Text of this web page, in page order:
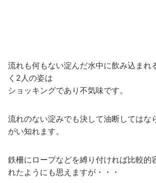
流れも何もない淀んだ水中に飲み込まれ
く2人の姿は
ショッキングであり不気味です。
流れのない淀みでも決して油断してはな
がい知れます。
鉄柵にロープなどを縛り付ければ比較的
れたようにも思えますが・・・